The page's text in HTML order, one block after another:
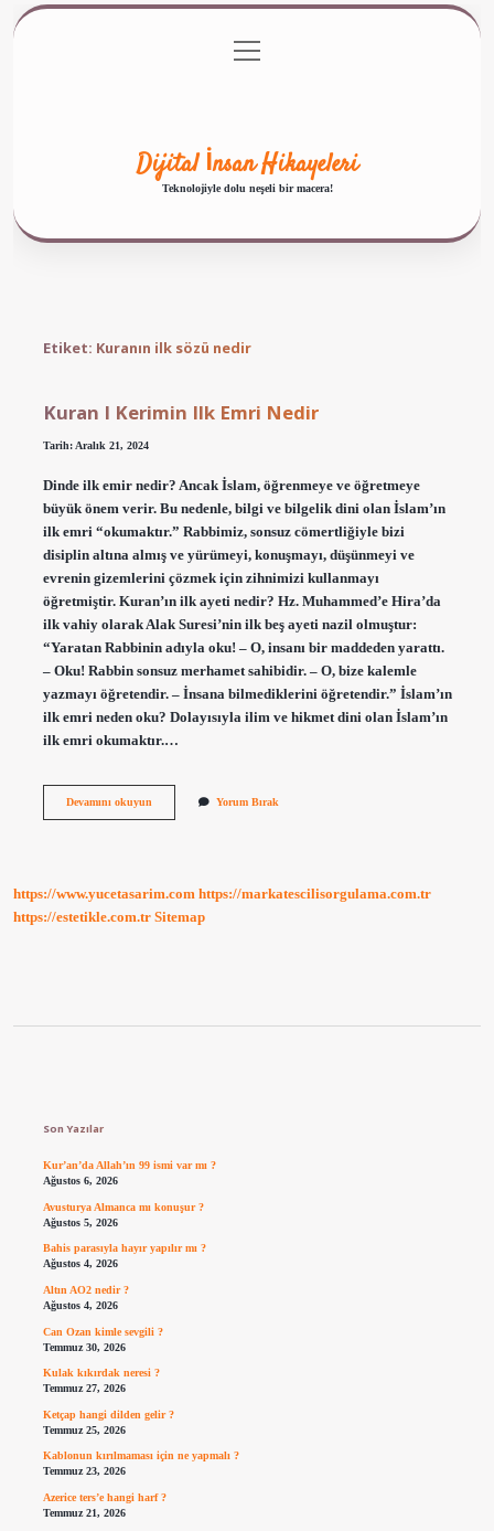
Gizlilik Politikası
menüyü
aç
Dijital İnsan Hikayeleri
Teknolojiyle dolu neşeli bir macera!
Etiket: Kuranın ilk sözü nedir
Kuran I Kerimin Ilk Emri Nedir
Tarih: Aralık 21, 2024
Dinde ilk emir nedir? Ancak İslam, öğrenmeye ve öğretmeye
büyük önem verir. Bu nedenle, bilgi ve bilgelik dini olan İslam’ın
ilk emri “okumaktır.” Rabbimiz, sonsuz cömertliğiyle bizi
disiplin altına almış ve yürümeyi, konuşmayı, düşünmeyi ve
evrenin gizemlerini çözmek için zihnimizi kullanmayı
öğretmiştir. Kuran’ın ilk ayeti nedir? Hz. Muhammed’e Hira’da
ilk vahiy olarak Alak Suresi’nin ilk beş ayeti nazil olmuştur:
“Yaratan Rabbinin adıyla oku! – O, insanı bir maddeden yarattı.
– Oku! Rabbin sonsuz merhamet sahibidir. – O, bize kalemle
yazmayı öğretendir. – İnsana bilmediklerini öğretendir.” İslam’ın
ilk emri neden oku? Dolayısıyla ilim ve hikmet dini olan İslam’ın
ilk emri okumaktır.…
Devamını okuyunKuran
Yorum Bırak
https://www.yucetasarim.com https://markatescilisorgulama.com.tr
https://estetikle.com.tr Sitemap
Son Yazılar
Kur’an’da Allah’ın 99 ismi var mı ?
Ağustos 6, 2026
Avusturya Almanca mı konuşur ?
Ağustos 5, 2026
Bahis parasıyla hayır yapılır mı ?
Ağustos 4, 2026
Altın AO2 nedir ?
Ağustos 4, 2026
Can Ozan kimle sevgili ?
Temmuz 30, 2026
Kulak kıkırdak neresi ?
Temmuz 27, 2026
Ketçap hangi dilden gelir ?
Temmuz 25, 2026
Kablonun kırılmaması için ne yapmalı ?
Temmuz 23, 2026
Azerice ters’e hangi harf ?
Temmuz 21, 2026